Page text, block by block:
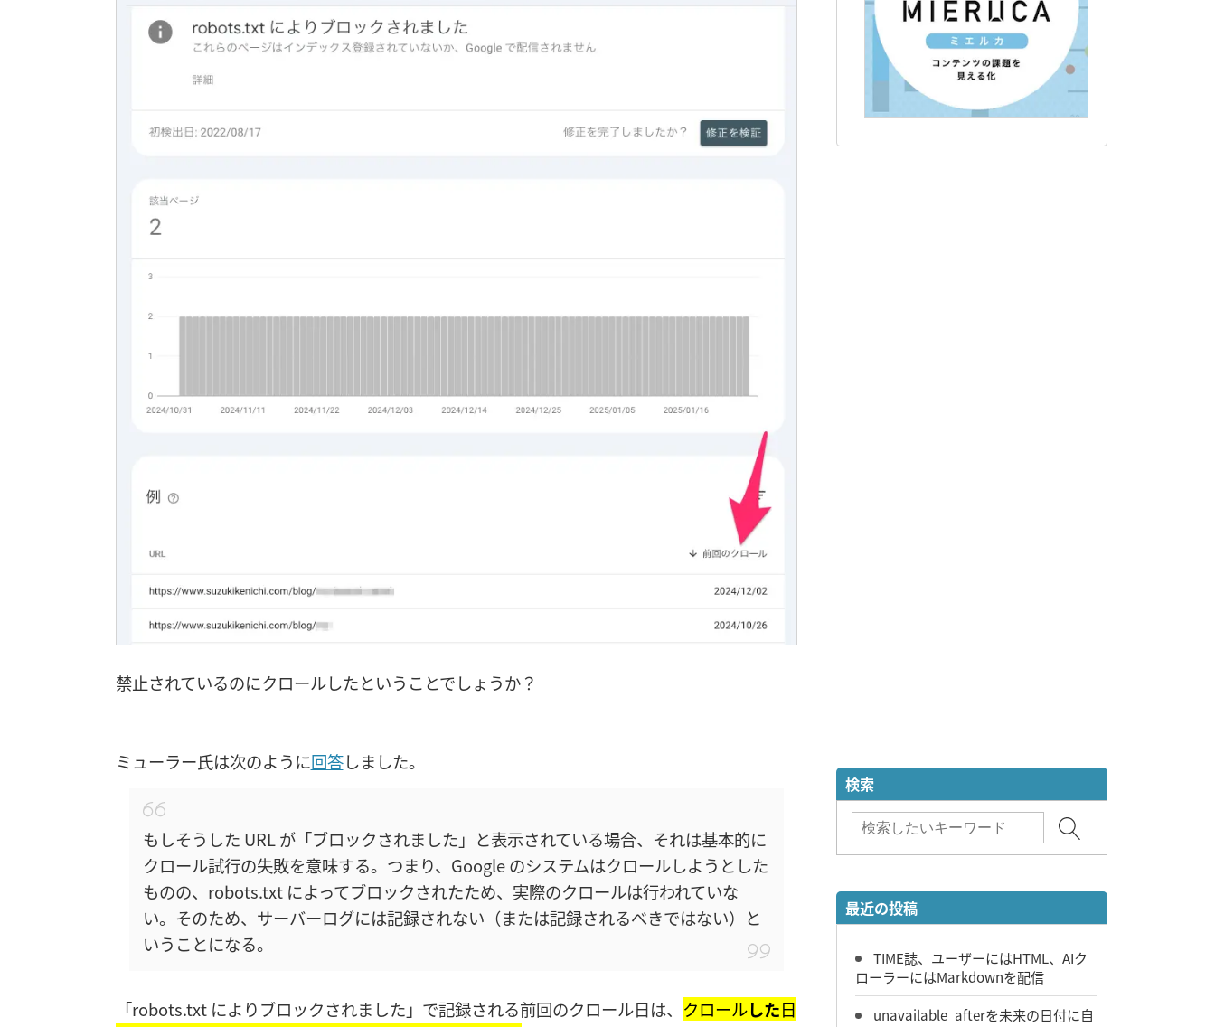
禁止されているのにクロールしたということでしょうか？
ミューラー氏は次のように回答しました。
もしそうした URL が「ブロックされました」と表示されている場合、それは基本的に
クロール試行の失敗を意味する。つまり、Google のシステムはクロールしようとした
ものの、robots.txt によってブロックされたため、実際のクロールは行われていな
い。そのため、サーバーログには記録されない（または記録されるべきではない）と
いうことになる。
「robots.txt によりブロックされました」で記録される前回のクロール日は、 クロールした日
検索
最近の投稿
TIME誌、ユーザーにはHTML、AIク
ローラーにはMarkdownを配信
unavailable_afterを未来の日付に自